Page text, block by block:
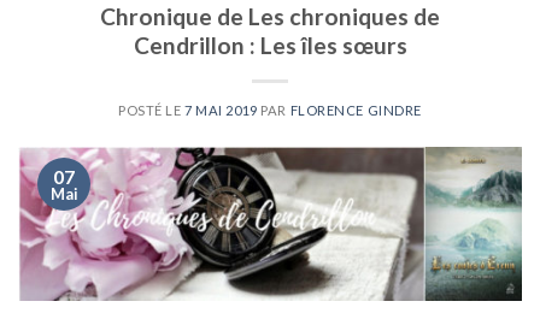
Chronique de Les chroniques de
Cendrillon : Les îles sœurs
POSTÉ LE7 MAI 2019 PAR FLORENCE GINDRE
07
Mai